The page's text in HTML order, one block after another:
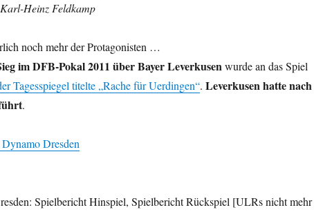
Karl-Heinz Feldkamp
noch mehr der Protagonisten …
im DFB-Pokal 2011 über Bayer Leverkusenwurde an das Spiel
Tagesspiegel titelte „Rache für Uerdingen“. Leverkusen hatte nach
.
Dresden
Spielbericht Hinspiel, Spielbericht Rückspiel [ULRs nicht mehr